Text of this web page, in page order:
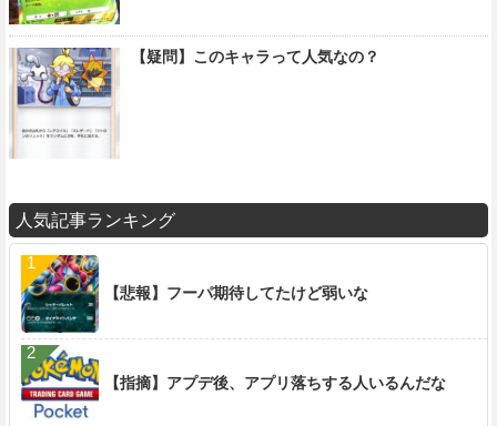
【疑問】このキャラって人気なの？
人気記事ランキング
【悲報】フーパ期待してたけど弱いな
【指摘】アプデ後、アプリ落ちする人いるんだな